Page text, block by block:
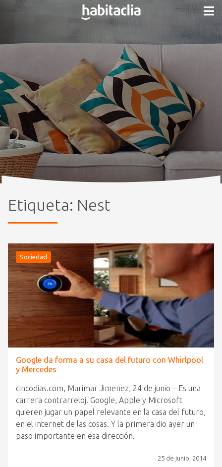
Etiqueta: Nest
Sociedad
Google da forma a su casa del futuro con Whirlpool
y Mercedes
cincodias.com, Marimar Jimenez, 24 de junio – Es una
carrera contrarreloj. Google, Apple y Microsoft
quieren jugar un papel relevante en la casa del futuro,
en el internet de las cosas. Y la primera dio ayer un
paso importante en esa dirección.
25 de junio, 2014